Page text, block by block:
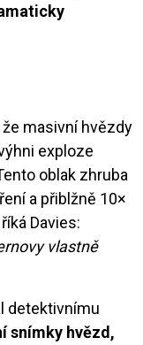
masivní hvězdy
exploze
oblak zhruba
a přiblžně 10×
Davies:
vlastně
detektivnímu
snímky hvězd,